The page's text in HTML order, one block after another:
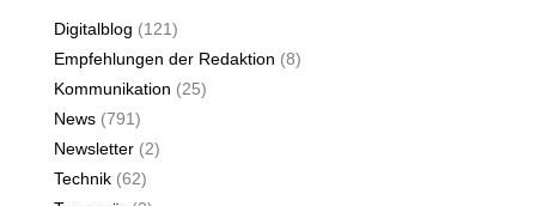
Digitalblog (121)
Empfehlungen der Redaktion (8)
Kommunikation (25)
News (791)
Newsletter (2)
Technik (62)